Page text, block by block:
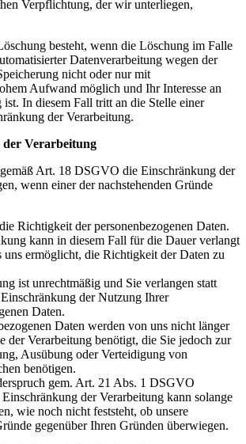
Verpflichtung, der wir unterliegen,
besteht, wenn die Löschung im Falle
Datenverarbeitung wegen der
nicht oder nur mit
Aufwand möglich und Ihr Interesse an
In diesem Fall tritt an die Stelle einer
der Verarbeitung.
Verarbeitung
Art. 18 DSGVO die Einschränkung der
wenn einer der nachstehenden Gründe
Richtigkeit der personenbezogenen Daten.
kann in diesem Fall für die Dauer verlangt
uns ermöglicht, die Richtigkeit der Daten zu
ist unrechtmäßig und Sie verlangen statt
der Nutzung Ihrer
Daten.
Daten werden von uns nicht länger
der Verarbeitung benötigt, die Sie jedoch zur
Ausübung oder Verteidigung von
benötigen.
gem. Art. 21 Abs. 1 DSGVO
der Verarbeitung kann solange
wie noch nicht feststeht, ob unsere
gegenüber Ihren Gründen überwiegen.